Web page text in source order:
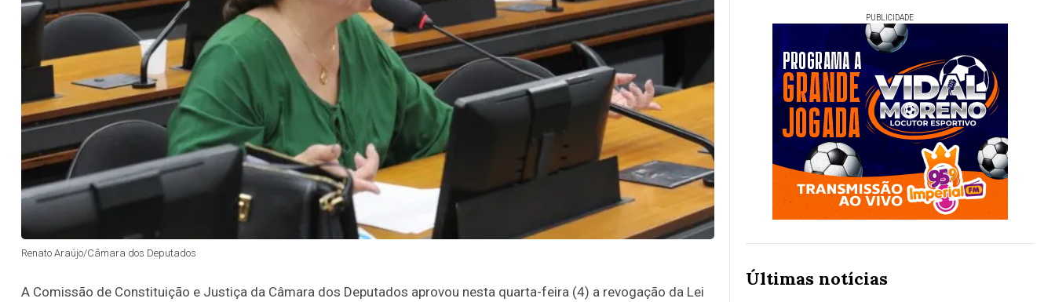
Renato Araújo/Câmara dos Deputados
A Comissão de Constituição e Justiça da Câmara dos Deputados aprovou nesta quarta-feira (4) a revogação da Lei
PUBLICIDADE
Últimas notícias